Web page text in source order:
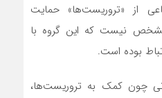
از «تروریست‌ها» حمایت
مشخص نیست که این گروه با
بوده است.
چون کمک به تروریست‌ها،